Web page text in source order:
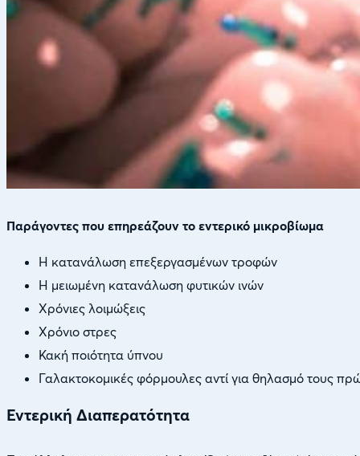
Παράγοντες που επηρεάζουν το εντερικό μικροβίωμα
Η κατανάλωση επεξεργασμένων τροφών
Η μειωμένη κατανάλωση φυτικών ινών
Χρόνιες λοιμώξεις
Χρόνιο στρες
Κακή ποιότητα ύπνου
Γαλακτοκομικές φόρμουλες αντί για θηλασμό τους
Εντερική Διαπερατότητα